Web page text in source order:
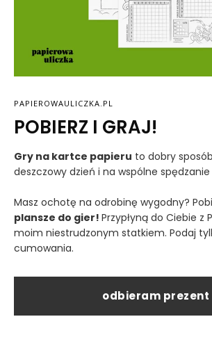
PAPIEROWAULICZKA.PL
POBIERZ I GRAJ!
Gry na kartce papieru to dobry
deszczowy dzień i na wspólne
Masz ochotę na odrobinę wygodny?
plansze do gier! Przypłyną do Ciebie z
moim niestrudzonym statkiem. Podaj
cumowania.
odbieram prezent